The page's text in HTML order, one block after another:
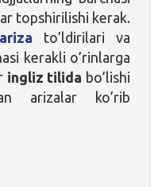
topshirilishi kerak.
to’ldirilari va
kerakli o’rinlarga
ingliz tilida bo’lishi
arizalar ko’rib